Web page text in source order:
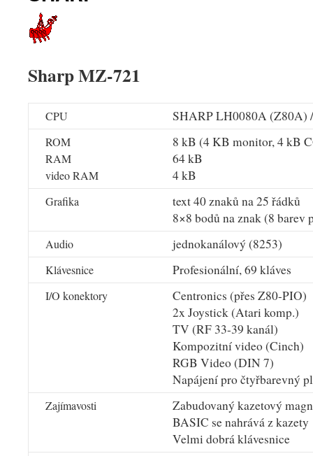
Sharp MZ-721
CPU SHARP LH0080A (Z80A)
ROM
RAM
video RAM
8 kB (4 KB monitor, 4 kB
64 kB
4 kB
Grafika
text 40 znaků na 25 řádků
8×8 bodů na znak (8 barev
Audio jednokanálový (8253)
Klávesnice Profesionální, 69 kláves
I/O konektory
Centronics (přes Z80-PIO)
2x Joystick (Atari komp.)
TV (RF 33-39 kanál)
Kompozitní video (Cinch)
RGB Video (DIN 7)
Napájení pro čtyřbarevný
Zajímavosti
Zabudovaný kazetový
BASIC se nahrává z kazety
Velmi dobrá klávesnice